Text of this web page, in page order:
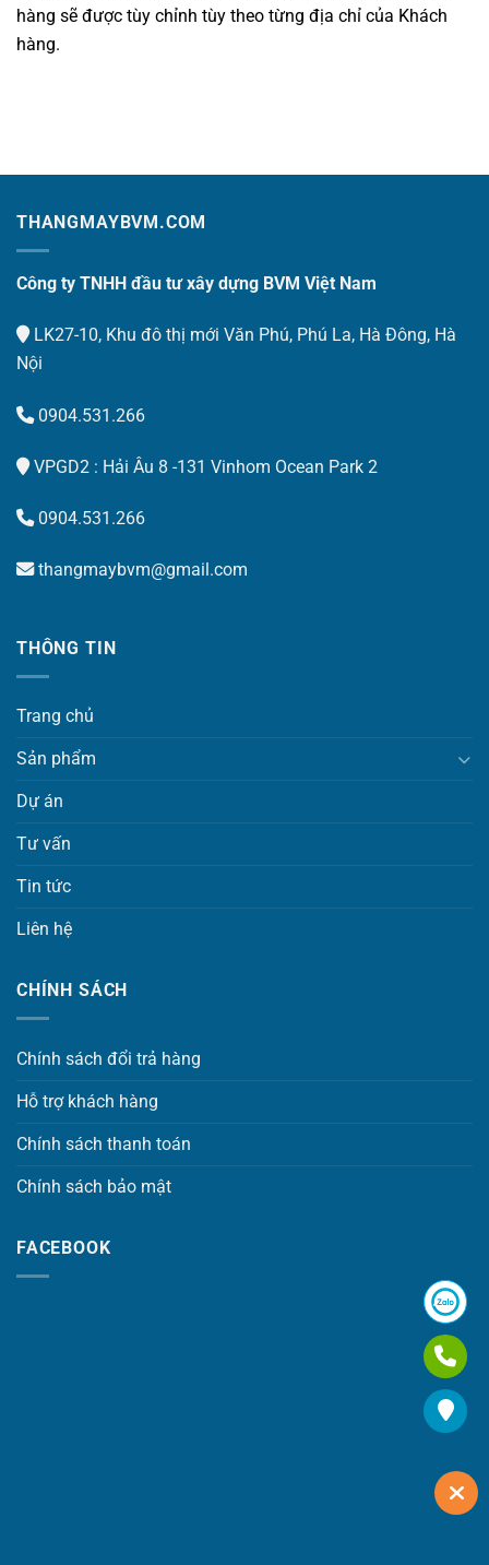
hàng sẽ được tùy chỉnh tùy theo từng địa chỉ của Khách
hàng.
THANGMAYBVM.COM
Công ty TNHH đầu tư xây dựng BVM Việt Nam
LK27-10, Khu đô thị mới Văn Phú, Phú La, Hà Đông, Hà
Nội
0904.531.266
VPGD2 : Hải Âu 8 -131 Vinhom Ocean Park 2
0904.531.266
thangmaybvm@gmail.com
THÔNG TIN
Trang chủ
Sản phẩm
Dự án
Tư vấn
Tin tức
Liên hệ
CHÍNH SÁCH
Chính sách đổi trả hàng
Hỗ trợ khách hàng
Chính sách thanh toán
Chính sách bảo mật
FACEBOOK